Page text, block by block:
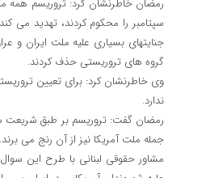
سپتامبر را محکوم کردند، تهدید می
جنایتهای بسیاری علیه ملت ایران و
گروه های تروریستی حذف کردند.
وی خاطرنشان کرد: برای تعیین
ندارد.
رمضان گفت: تروریسم بر طبق شریعت
جمله ملت آمریکا نیز از آن رنج می برند.
مشاور حقوقی لبنانی با طرح این